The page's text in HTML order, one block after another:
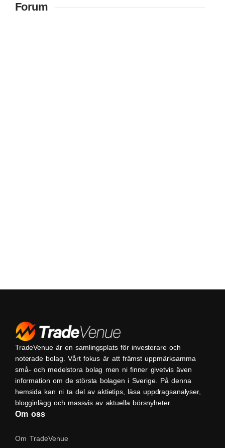
Forum
TradeVenue är en samlingsplats för investerare och
noterade bolag. Vårt fokus är att främst uppmärksamma
små- och medelstora bolag men ni finner givetvis även
information om de största bolagen i Sverige. På denna
hemsida kan ni ta del av aktietips, läsa uppdragsanalyser,
blogginlägg och massvis av aktuella börsnyheter.
Om oss
Om TradeVenue